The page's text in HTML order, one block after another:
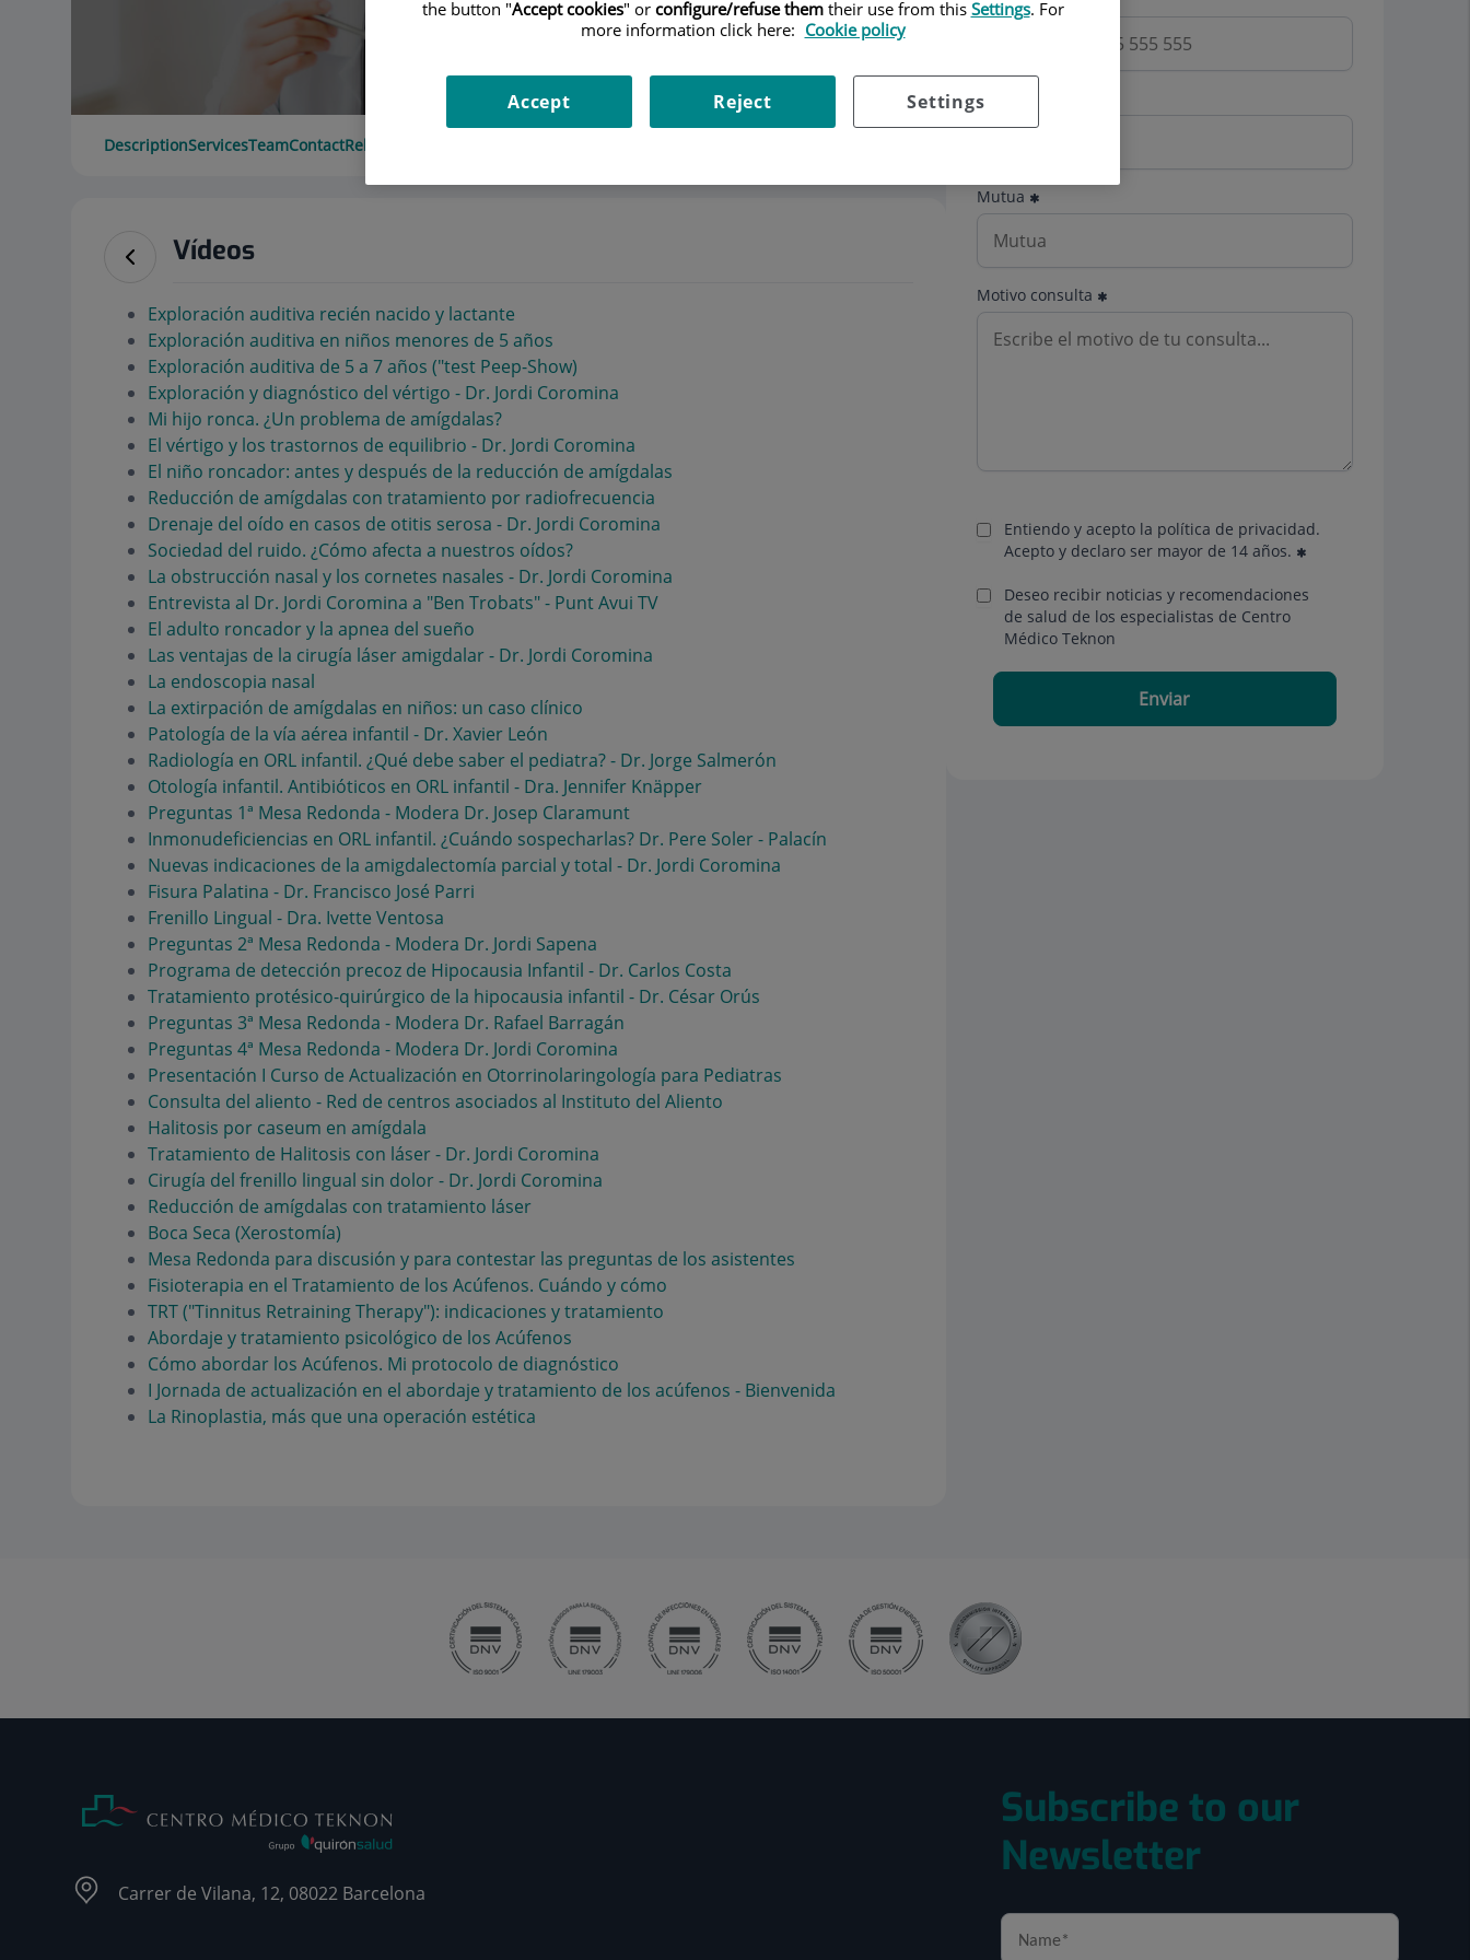
DescriptionServicesTeamContactRelevant details
Vídeos
Exploración auditiva recién nacido y lactante
Exploración auditiva en niños menores de 5 años
Exploración auditiva de 5 a 7 años ("test Peep-Show)
Exploración y diagnóstico del vértigo - Dr. Jordi Coromina
Mi hijo ronca. ¿Un problema de amígdalas?
El vértigo y los trastornos de equilibrio - Dr. Jordi Coromina
El niño roncador: antes y después de la reducción de amígdalas
Reducción de amígdalas con tratamiento por radiofrecuencia
Drenaje del oído en casos de otitis serosa - Dr. Jordi Coromina
Sociedad del ruido. ¿Cómo afecta a nuestros oídos?
La obstrucción nasal y los cornetes nasales - Dr. Jordi Coromina
Entrevista al Dr. Jordi Coromina a "Ben Trobats" - Punt Avui TV
El adulto roncador y la apnea del sueño
Las ventajas de la cirugía láser amigdalar - Dr. Jordi Coromina
La endoscopia nasal
La extirpación de amígdalas en niños: un caso clínico
Patología de la vía aérea infantil - Dr. Xavier León
Radiología en ORL infantil. ¿Qué debe saber el pediatra? - Dr. Jorge Salmerón
Otología infantil. Antibióticos en ORL infantil - Dra. Jennifer Knäpper
Preguntas 1ª Mesa Redonda - Modera Dr. Josep Claramunt
Inmonudeficiencias en ORL infantil. ¿Cuándo sospecharlas? Dr. Pere Soler - Palacín
Nuevas indicaciones de la amigdalectomía parcial y total - Dr. Jordi Coromina
Fisura Palatina - Dr. Francisco José Parri
Frenillo Lingual - Dra. Ivette Ventosa
Preguntas 2ª Mesa Redonda - Modera Dr. Jordi Sapena
Programa de detección precoz de Hipocausia Infantil - Dr. Carlos Costa
Tratamiento protésico-quirúrgico de la hipocausia infantil - Dr. César Orús
Preguntas 3ª Mesa Redonda - Modera Dr. Rafael Barragán
Preguntas 4ª Mesa Redonda - Modera Dr. Jordi Coromina
Presentación I Curso de Actualización en Otorrinolaringología para Pediatras
Consulta del aliento - Red de centros asociados al Instituto del Aliento
Halitosis por caseum en amígdala
Tratamiento de Halitosis con láser - Dr. Jordi Coromina
Cirugía del frenillo lingual sin dolor - Dr. Jordi Coromina
Reducción de amígdalas con tratamiento láser
Boca Seca (Xerostomía)
Mesa Redonda para discusión y para contestar las preguntas de los asistentes
Fisioterapia en el Tratamiento de los Acúfenos. Cuándo y cómo
TRT ("Tinnitus Retraining Therapy"): indicaciones y tratamiento
Abordaje y tratamiento psicológico de los Acúfenos
Cómo abordar los Acúfenos. Mi protocolo de diagnóstico
I Jornada de actualización en el abordaje y tratamiento de los acúfenos - Bienvenida
La Rinoplastia, más que una operación estética
Email
Mutua
Motivo consulta
Entiendo y acepto la política de privacidad.
Acepto y declaro ser mayor de 14 años.
Deseo recibir noticias y recomendaciones
de salud de los especialistas de Centro
Médico Teknon
Enviar
Carrer de Vilana, 12, 08022 Barcelona
Subscribe to our
Newsletter
the button "Accept cookies" or configure/refuse themtheir use from this Settings. For
more information click here: Cookie policy
Settings
Reject
Accept